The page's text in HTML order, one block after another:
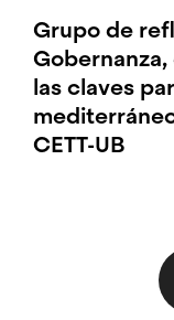
Grupo de
las claves
CETT-UB